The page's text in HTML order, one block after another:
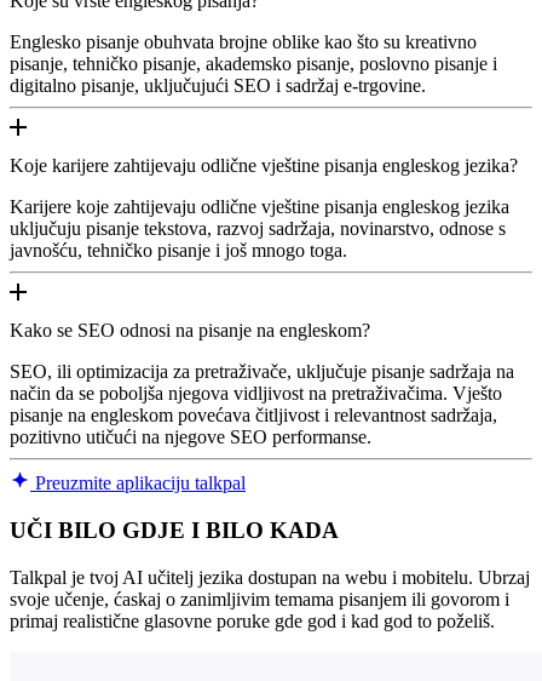
Englesko pisanje obuhvata brojne oblike kao što su kreativno
pisanje, tehničko pisanje, akademsko pisanje, poslovno pisanje i
digitalno pisanje, uključujući SEO i sadržaj e-trgovine.
Koje karijere zahtijevaju odlične vještine pisanja engleskog jezika?
Karijere koje zahtijevaju odlične vještine pisanja engleskog jezika
uključuju pisanje tekstova, razvoj sadržaja, novinarstvo, odnose s
javnošću, tehničko pisanje i još mnogo toga.
Kako se SEO odnosi na pisanje na engleskom?
SEO, ili optimizacija za pretraživače, uključuje pisanje sadržaja na
način da se poboljša njegova vidljivost na pretraživačima. Vješto
pisanje na engleskom povećava čitljivost i relevantnost sadržaja,
pozitivno utičući na njegove SEO performanse.
Preuzmite aplikaciju talkpal
UČI BILO GDJE I BILO KADA
Talkpal je tvoj AI učitelj jezika dostupan na webu i mobitelu. Ubrzaj
svoje učenje, ćaskaj o zanimljivim temama pisanjem ili govorom i
primaj realistične glasovne poruke gde god i kad god to poželiš.